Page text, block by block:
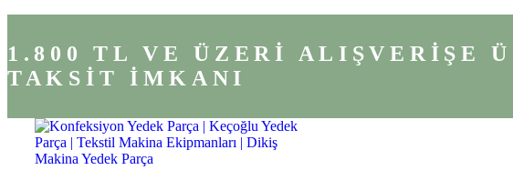
1.800 TL VE ÜZERİ ALIŞVERİŞE
TAKSİT İMKANI